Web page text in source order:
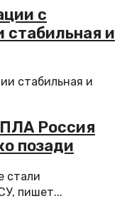
с
стабильная и
стабильная и
Россия
позади
стали
пишет...